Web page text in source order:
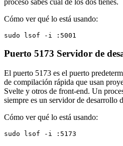
Cómo ver qué lo está usando:
sudo lsof -i :5001
Puerto 5173 Servidor de
El puerto 5173 es el puerto
de compilación rápida que usan
Svelte y otros de front-end. Un
siempre es un servidor de desarrollo
Cómo ver qué lo está usando:
sudo lsof -i :5173